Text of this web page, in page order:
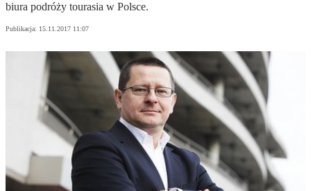
biura podróży tourasia w Polsce.
Publikacja: 15.11.2017 11:07